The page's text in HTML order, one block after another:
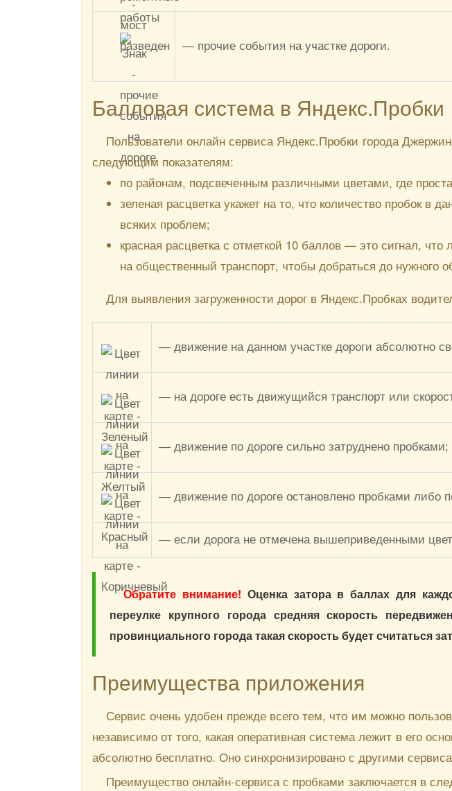
— прочие события на участке дороги.
Балловая система в Яндекс.Пробки
Пользователи онлайн сервиса Яндекс.Пробки города
следующим показателям:
по районам, подсвеченным различными цветами, где
зеленая расцветка укажет на то, что количество пробок
всяких проблем;
красная расцветка с отметкой 10 баллов — это сигнал,
на общественный транспорт, чтобы добраться до нужного
Для выявления загруженности дорог в Яндекс.Пробках
— движение на данном участке дороги абсолютно
— на дороге есть движущийся транспорт или
— движение по дороге сильно затруднено пробками;
— движение по дороге остановлено пробками либо
— если дорога не отмечена вышеприведенными
Обратите внимание! Оценка затора в баллах для
переулке крупного города средняя скорость
провинциального города такая скорость будет считаться
Преимущества приложения
Сервис очень удобен прежде всего тем, что им можно
независимо от того, какая оперативная система лежит в его
абсолютно бесплатно. Оно синхронизировано с другими
Преимущество онлайн-сервиса с пробками заключается в